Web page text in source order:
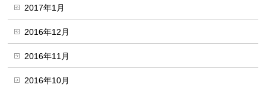
2017年1月
2016年12月
2016年11月
2016年10月